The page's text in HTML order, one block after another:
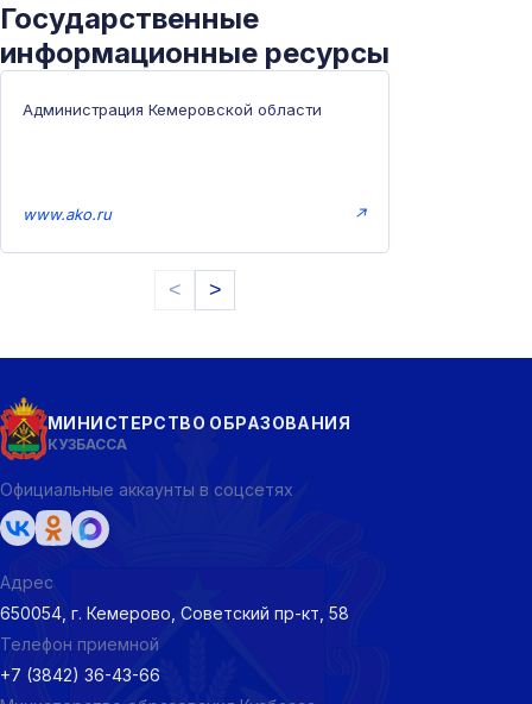
Государственные
информационные ресурсы
Администрация Кемеровской области
www.ako.ru ↗
< >
МИНИСТЕРСТВО ОБРАЗОВАНИЯ
КУЗБАССА
Официальные аккаунты в соцсетях
Телефон приемной
+7 (3842) 36-43-66
Адрес
650054, г. Кемерово, Советский пр-кт, 58